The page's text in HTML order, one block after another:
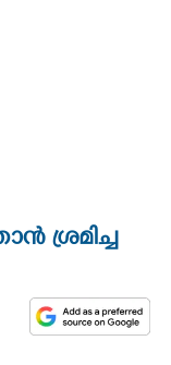
ശ്രമിച്ച